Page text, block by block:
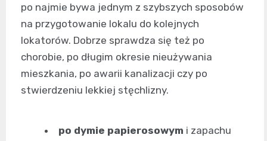
po najmie bywa jednym z szybszych sposobów
na przygotowanie lokalu do kolejnych
lokatorów. Dobrze sprawdza się też po
chorobie, po długim okresie nieużywania
mieszkania, po awarii kanalizacji czy po
stwierdzeniu lekkiej stęchlizny.
po dymie papierosowym i zapachu